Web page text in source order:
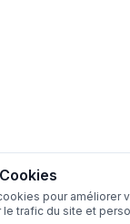
pour améliorer
le trafic du site et